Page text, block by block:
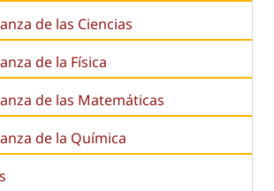
de las Ciencias
de la Física
de las Matemáticas
de la Química